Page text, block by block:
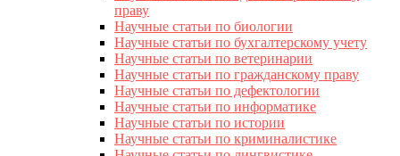
праву
Научные статьи по биологии
Научные статьи по бухгалтерскому учету
Научные статьи по ветеринарии
Научные статьи по гражданскому праву
Научные статьи по дефектологии
Научные статьи по информатике
Научные статьи по истории
Научные статьи по криминалистике